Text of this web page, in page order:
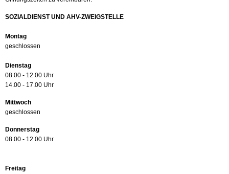
SOZIALDIENST UND AHV-ZWEIGSTELLE
Montag
geschlossen
Dienstag
08.00 - 12.00 Uhr
14.00 - 17.00 Uhr
Mittwoch
geschlossen
Donnerstag
08.00 - 12.00 Uhr
Freitag